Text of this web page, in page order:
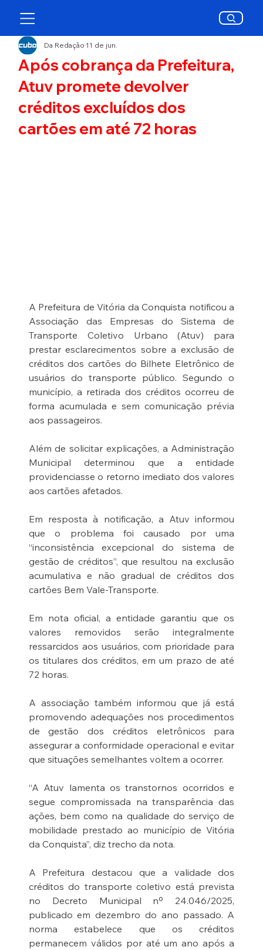
Após cobrança da Prefeitura,
Atuv promete devolver
créditos excluídos dos
cartões em até 72 horas
Da Redação11 de jun.
A Prefeitura de Vitória da Conquista notificou a
Associação das Empresas do Sistema de
Transporte Coletivo Urbano (Atuv) para
prestar esclarecimentos sobre a exclusão de
créditos dos cartões do Bilhete Eletrônico de
usuários do transporte público. Segundo o
município, a retirada dos créditos ocorreu de
forma acumulada e sem comunicação prévia
aos passageiros.
Além de solicitar explicações, a Administração
Municipal determinou que a entidade
providenciasse o retorno imediato dos valores
aos cartões afetados.
Em resposta à notificação, a Atuv informou
que o problema foi causado por uma
“inconsistência excepcional do sistema de
gestão de créditos”, que resultou na exclusão
acumulativa e não gradual de créditos dos
cartões Bem Vale-Transporte.
Em nota oficial, a entidade garantiu que os
valores removidos serão integralmente
ressarcidos aos usuários, com prioridade para
os titulares dos créditos, em um prazo de até
72 horas.
A associação também informou que já está
promovendo adequações nos procedimentos
de gestão dos créditos eletrônicos para
assegurar a conformidade operacional e evitar
que situações semelhantes voltem a ocorrer.
“A Atuv lamenta os transtornos ocorridos e
segue compromissada na transparência das
ações, bem como na qualidade do serviço de
mobilidade prestado ao município de Vitória
da Conquista”, diz trecho da nota.
A Prefeitura destacou que a validade dos
créditos do transporte coletivo está prevista
no Decreto Municipal nº 24.046/2025,
publicado em dezembro do ano passado. A
norma estabelece que os créditos
permanecem válidos por até um ano após a